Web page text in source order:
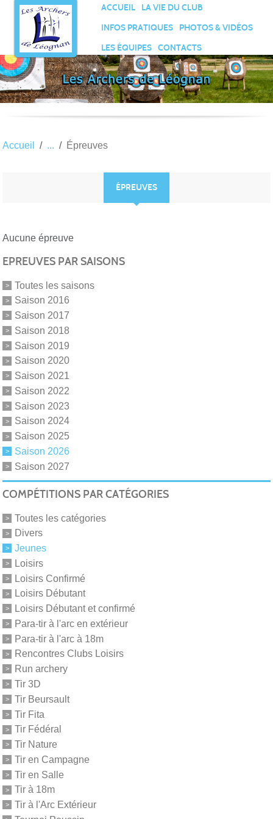
ACCUEIL
LA VIE DU CLUB
INFOS PRATIQUES
PHOTOS & VIDÉOS
LES ÉQUIPES
CONTACTS
Accueil Épreuves
ÉPREUVES
Aucune épreuve
EPREUVES PAR SAISONS
Toutes les saisons
Saison 2016
Saison 2017
Saison 2018
Saison 2019
Saison 2020
Saison 2021
Saison 2022
Saison 2023
Saison 2024
Saison 2025
Saison 2026
Saison 2027
COMPÉTITIONS PAR CATÉGORIES
Toutes les catégories
Divers
Jeunes
Loisirs
Loisirs Confirmé
Loisirs Débutant
Loisirs Débutant et confirmé
Para-tir à l'arc en extérieur
Para-tir à l'arc à 18m
Rencontres Clubs Loisirs
Run archery
Tir 3D
Tir Beursault
Tir Fita
Tir Fédéral
Tir Nature
Tir en Campagne
Tir en Salle
Tir à 18m
Tir à l'Arc Extérieur
Panneau de gestion des cookies